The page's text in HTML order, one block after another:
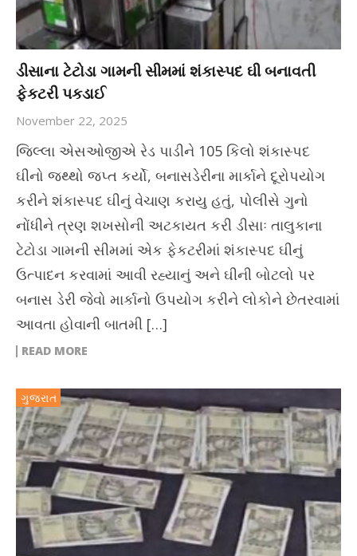
ડીસાના ટેટોડા ગામની સીમમાં શંકાસ્પદ ઘી બનાવતી
ફેકટરી પકડાઈ
November 22, 2025
જિલ્લા એસઓજીએ રેડ પાડીને 105 કિલો શંકાસ્પદ
ઘીનો જથ્થો જપ્ત કર્યો, બનાસડેરીના માર્કાને દૂરોપયોગ
કરીને શંકાસ્પદ ઘીનું વેચાણ કરાયુ હતું, પોલીસે ગુનો
નોંધીને ત્રણ શખસોની અટકાયત કરી ડીસાઃ તાલુકાના
ટેટોડા ગામની સીમમાં એક ફેકટરીમાં શંકાસ્પદ ઘીનું
ઉત્પાદન કરવામાં આવી રહ્યાનું અને ઘીની બોટલો પર
બનાસ ડેરી જેવો માર્કાનો ઉપયોગ કરીને લોકોને છેતરવામાં
આવતા હોવાની બાતમી […]
READ MORE
ગુજરાત